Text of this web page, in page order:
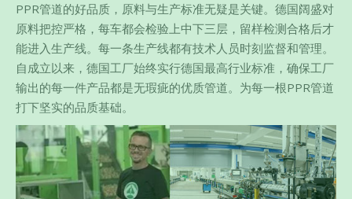
PPR管道的好品质，原料与生产标准无疑是关键。德国阔盛对
原料把控严格，每车都会检验上中下三层，留样检测合格后才
能进入生产线。每一条生产线都有技术人员时刻监督和管理。
自成立以来，德国工厂始终实行德国最高行业标准，确保工厂
输出的每一件产品都是无瑕疵的优质管道。为每一根PPR管道
打下坚实的品质基础。